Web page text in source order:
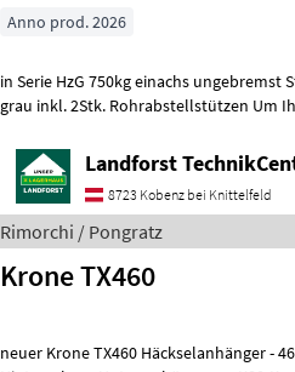
Anno prod. 2026
in Serie HzG 750kg einachs
grau inkl.
Landforst
8723 Kobenz bei Knittelfeld
Rimorchi / Pongratz
Krone TX460
neuer Krone TX460 Häckselanhänger - 46m³ Fassungsvermögen - hydr. Austragung - gelenkte